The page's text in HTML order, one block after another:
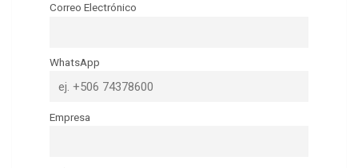
Correo Electrónico
WhatsApp
Empresa